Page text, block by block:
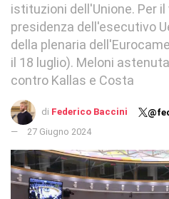
istituzioni dell'Unione. Per
presidenza dell'esecutivo
della plenaria
il 18 luglio). Meloni
contro Kallas e Costa
di Federico Baccini
27 Giugno 2024